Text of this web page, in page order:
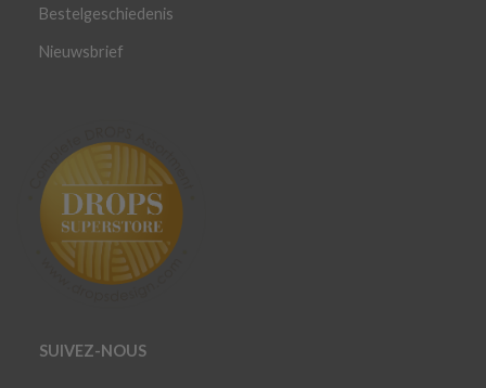
Bestelgeschiedenis
Nieuwsbrief
SUIVEZ-NOUS